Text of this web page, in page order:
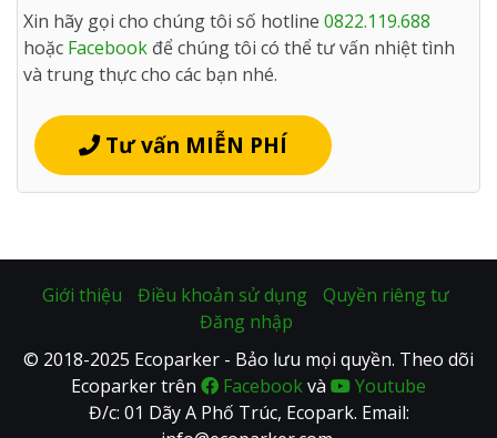
Xin hãy gọi cho chúng tôi số hotline 0822.119.688
hoặc Facebook để chúng tôi có thể tư vấn nhiệt tình
và trung thực cho các bạn nhé.
Tư vấn MIỄN PHÍ
Giới thiệu Điều khoản sử dụng
Quyền riêng tư
Đăng nhập
© 2018-2025 Ecoparker - Bảo lưu mọi quyền. Theo dõi
Ecoparker trên
Facebookvà
Youtube
Đ/c: 01 Dãy A Phố Trúc, Ecopark. Email: